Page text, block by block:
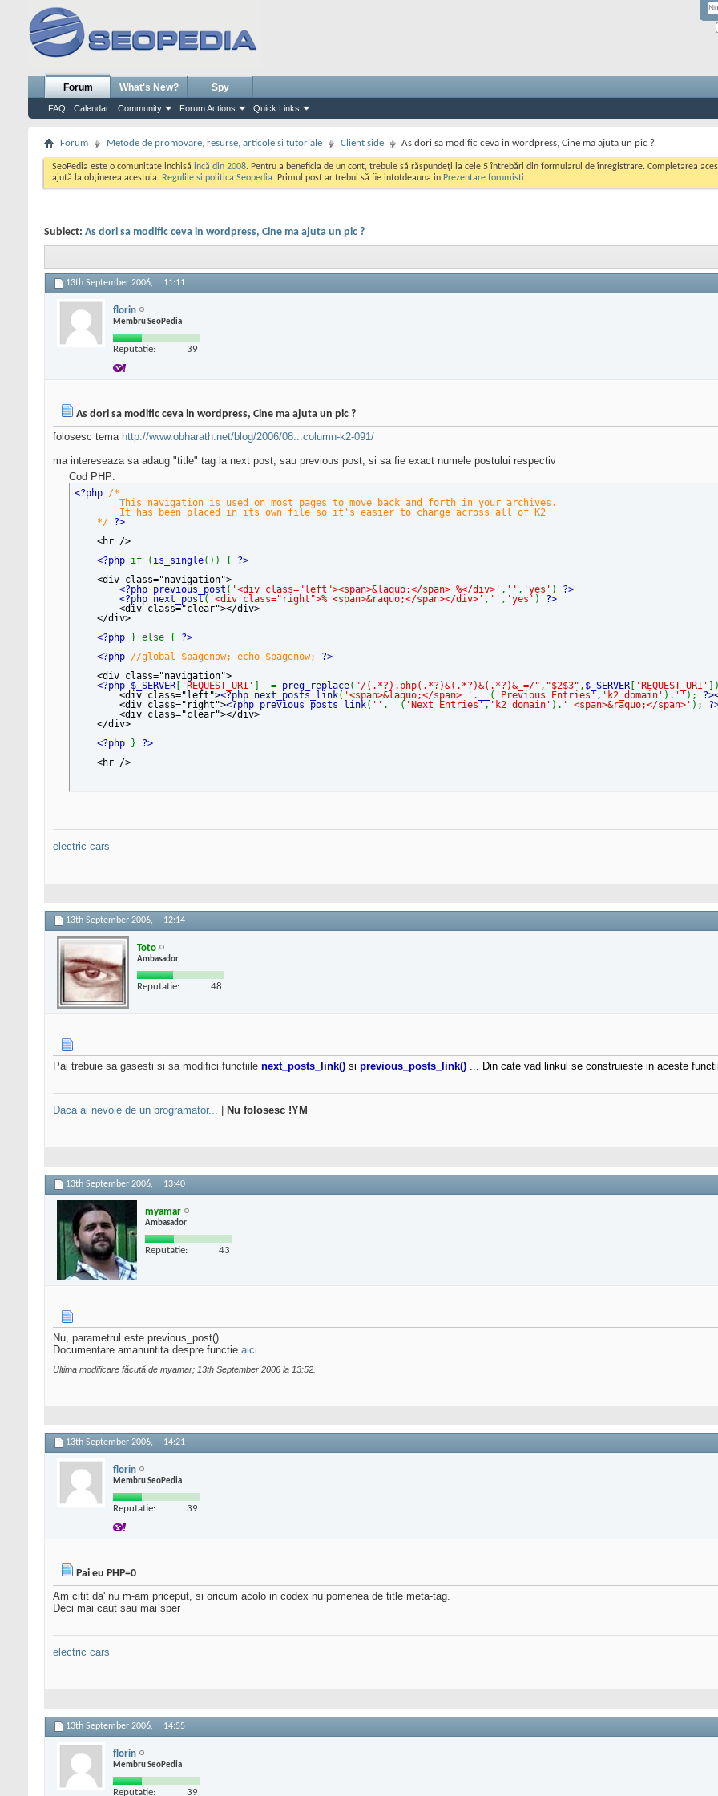
Forum
FAQ Calendar Community Forum Actions Quick Links
What's New? Spy
Forum Metode de promovare, resurse, articole si tutoriale Client side As dori sa modific ceva in wordpress, Cine ma ajuta un pic ?
SeoPedia este o comunitate inchisă incă din 2008. Pentru a beneficia de un cont, trebuie să răspundeți la cele 5 întrebări din formularul de înregistrare. Completarea
ajută la obținerea acestuia. Regulile si politica Seopedia. Primul post ar trebui să fie intotdeauna in Prezentare forumisti.
Subiect: As dori sa modific ceva in wordpress, Cine ma ajuta un pic ?
13th September 2006, 11:11
florin
Membru SeoPedia
Reputatie: 39
As dori sa modific ceva in wordpress, Cine ma ajuta un pic ?
folosesc tema http://www.obharath.net/blog/2006/08...column-k2-091/
ma intereseaza sa adaug "title" tag la next post, sau previous post, si sa fie exact numele postului respectiv
Cod PHP:
<?php /*
This navigation is used on most pages to move back and forth in your archives.
It has been placed in its own file so it's easier to change across all of K2
*/ ?>
<hr />
<?php if ( is_single()) { ?>
<div class="navigation">
<?php previous_post ( '<div class="left"><span>&laquo;</span> %</div>' , '' , 'yes' ) ?>
<?php next_post ( '<div class="right">% <span>&raquo;</span></div>' , '' , 'yes' ) ?>
<div class="clear"></div>
</div>
<?php
} else { ?>
<?php //global $pagenow; echo $pagenow; ?>
<div class="navigation">
<?php $_SERVER
'REQUEST_URI' ] = preg_replace( "/(.*?).php(.*?)&(.*?)&(.*?)&_=/" , "$2$3" , $_SERVER 'REQUEST_URI'
<div class="left"><?php next_posts_link( '<span>&laquo;</span> ' . ( 'Previous Entries' , 'k2_domain' ). '' ); ?>
<div class="right"><?php previous_posts_link( '' . ( 'Next Entries' , 'k2_domain' ). ' <span>&raquo;</span>' );
<div class="clear"></div>
</div>
<?php
} ?>
<hr />
electric cars
13th September 2006, 12:14
Toto
Ambasador
Reputatie: 48
Pai trebuie sa gasesti si sa modifici functiile next_posts_link() si previous_posts_link() ... Din cate vad linkul se construieste in aceste
Daca ai nevoie de un programator... Nu folosesc !YM
13th September 2006, 13:40
myamar
Ambasador
Reputatie: 43
Nu, parametrul este previous_post().
Documentare amanuntita despre functie aici
Ultima modificare făcută de myamar; 13th September 2006 la 13:52
13th September 2006, 14:21
florin
Membru SeoPedia
Reputatie: 39
Pai eu PHP=0
Am citit da' nu m-am priceput, si oricum acolo in codex nu pomenea de title meta-tag.
Deci mai caut sau mai sper
electric cars
13th September 2006, 14:55
florin
Membru SeoPedia
Reputatie: 39